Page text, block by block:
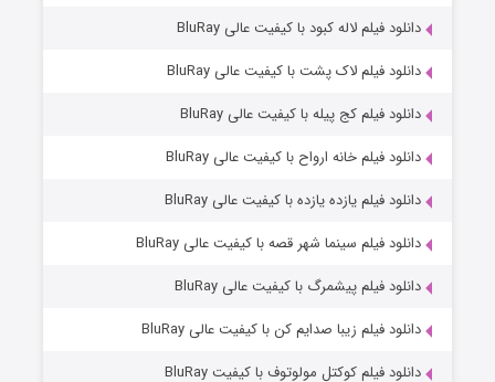
دانلود فیلم لاله کبود با کیفیت عالی BluRay
دانلود فیلم لاک پشت با کیفیت عالی BluRay
دانلود فیلم کج‌ پیله با کیفیت عالی BluRay
دانلود فیلم خانه ارواح با کیفیت عالی BluRay
دانلود فیلم یازده یازده با کیفیت عالی BluRay
دانلود فیلم سینما شهر قصه با کیفیت عالی BluRay
دانلود فیلم پیشمرگ با کیفیت عالی BluRay
دانلود فیلم زیبا صدایم کن با کیفیت عالی BluRay
دانلود فیلم کوکتل مولوتوف با کیفیت BluRay